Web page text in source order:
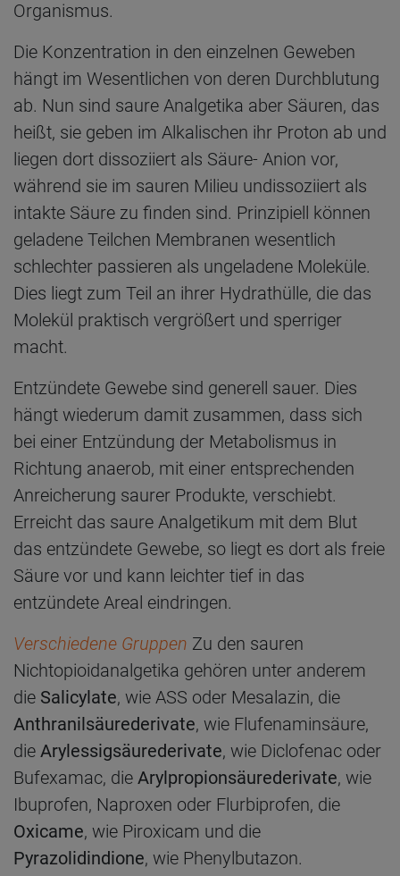
Organismus.
Die Konzentration in den einzelnen Geweben
hängt im Wesentlichen von deren Durchblutung
ab. Nun sind saure Analgetika aber Säuren, das
heißt, sie geben im Alkalischen ihr Proton ab und
liegen dort dissoziiert als Säure- Anion vor,
während sie im sauren Milieu undissoziiert als
intakte Säure zu finden sind. Prinzipiell können
geladene Teilchen Membranen wesentlich
schlechter passieren als ungeladene Moleküle.
Dies liegt zum Teil an ihrer Hydrathülle, die das
Molekül praktisch vergrößert und sperriger
macht.
Entzündete Gewebe sind generell sauer. Dies
hängt wiederum damit zusammen, dass sich
bei einer Entzündung der Metabolismus in
Richtung anaerob, mit einer entsprechenden
Anreicherung saurer Produkte, verschiebt.
Erreicht das saure Analgetikum mit dem Blut
das entzündete Gewebe, so liegt es dort als freie
Säure vor und kann leichter tief in das
entzündete Areal eindringen.
Verschiedene Gruppen Zu den sauren
Nichtopioidanalgetika gehören unter anderem
die Salicylate, wie ASS oder Mesalazin, die
Anthranilsäurederivate, wie Flufenaminsäure,
die Arylessigsäurederivate, wie Diclofenac oder
Bufexamac, die Arylpropionsäurederivate, wie
Ibuprofen, Naproxen oder Flurbiprofen, die
Oxicame, wie Piroxicam und die
Pyrazolidindione, wie Phenylbutazon.